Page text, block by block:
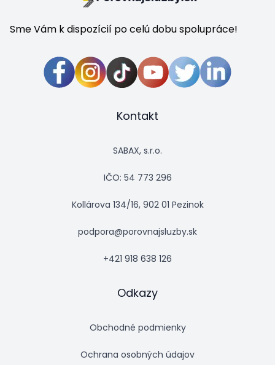
Sme Vám k dispozícií po celú dobu spolupráce!
Kontakt
SABAX, s.r.o.
IČO: 54 773 296
Kollárova 134/16, 902 01 Pezinok
podpora@porovnajsluzby.sk
+421 918 638 126
Odkazy
Obchodné podmienky
Ochrana osobných údajov